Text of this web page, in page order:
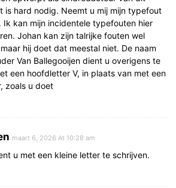
is hard nodig. Neemt u mij mijn typefout
Ik kan mijn incidentele typefouten hier
Johan kan zijn talrijke fouten wel
hij doet dat meestal niet. De naam
Van Ballegooijen dient u overigens te
een hoofdletter V, in plaats van met een
zoals u doet
maart 6, 2026 At 10:28 am
u met een kleine letter te schrijven.